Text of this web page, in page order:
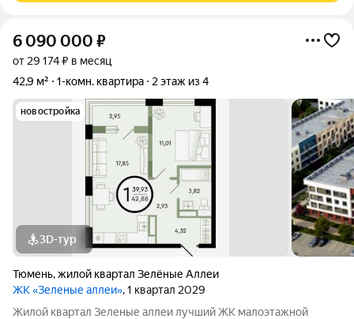
6 090 000 ₽
от 29 174 ₽ в месяц
42,9 м²
1-комн. квартира 2 этаж из 4
новостройка
3D-тур
Тюмень,жилой квартал Зелёные Аллеи
ЖК «Зеленые аллеи», 1 квартал 2029
Жилой квартал Зеленые аллеи лучший ЖК малоэтажной